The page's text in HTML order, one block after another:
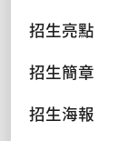
招生亮點
招生簡章
招生海報